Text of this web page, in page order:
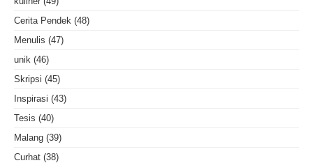
Cerita Pendek (48)
Menulis (47)
unik (46)
Skripsi (45)
Inspirasi (43)
Tesis (40)
Malang (39)
Curhat (38)